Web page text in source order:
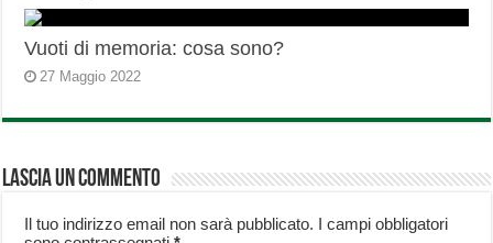
Vuoti di memoria: cosa sono?
27 Maggio 2022
Lascia un commento
Il tuo indirizzo email non sarà pubblicato. I campi obbligatori